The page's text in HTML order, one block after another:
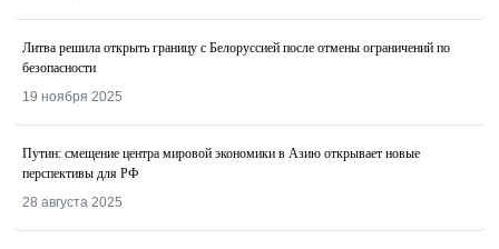
Литва решила открыть границу с Белоруссией после отмены ограничений по
безопасности
19 ноября 2025
Путин: смещение центра мировой экономики в Азию открывает новые
перспективы для РФ
28 августа 2025